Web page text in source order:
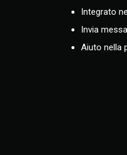
Integrato
Invia
Aiuto nella